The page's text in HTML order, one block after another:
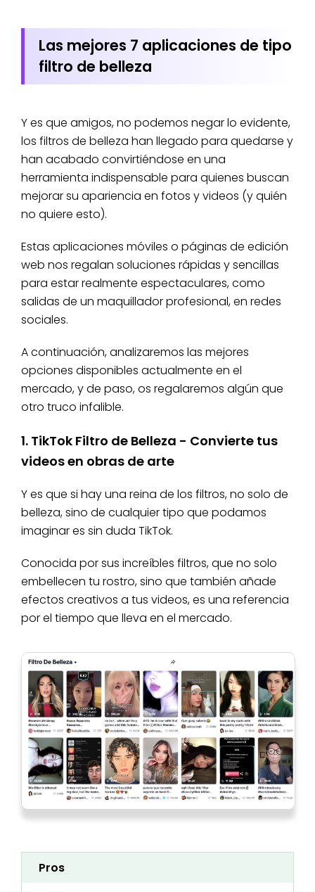
Las mejores 7 aplicaciones de tipo
filtro de belleza
Y es que amigos, no podemos negar lo evidente,
los filtros de belleza han llegado para quedarse y
han acabado convirtiéndose en una
herramienta indispensable para quienes buscan
mejorar su apariencia en fotos y videos (y quién
no quiere esto).
Estas aplicaciones móviles o páginas de edición
web nos regalan soluciones rápidas y sencillas
para estar realmente espectaculares, como
salidas de un maquillador profesional, en redes
sociales.
A continuación, analizaremos las mejores
opciones disponibles actualmente en el
mercado, y de paso, os regalaremos algún que
otro truco infalible.
1. TikTok Filtro de Belleza - Convierte tus
videos en obras de arte
Y es que si hay una reina de los filtros, no solo de
belleza, sino de cualquier tipo que podamos
imaginar es sin duda TikTok.
Conocida por sus increíbles filtros, que no solo
embellecen tu rostro, sino que también añade
efectos creativos a tus videos, es una referencia
por el tiempo que lleva en el mercado.
Pros